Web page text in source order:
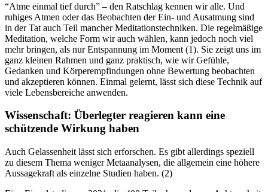
“Atme einmal tief durch” – den Ratschlag kennen wir alle. Und
ruhiges Atmen oder das Beobachten der Ein- und Ausatmung sind
in der Tat auch Teil mancher Meditationstechniken. Die regelmäßige
Meditation, welche Form wir auch wählen, kann jedoch noch viel
mehr bringen, als nur Entspannung im Moment (1). Sie zeigt uns im
ganz kleinen Rahmen und ganz praktisch, wie wir Gefühle,
Gedanken und Körperempfindungen ohne Bewertung beobachten
und akzeptieren können. Einmal gelernt, lässt sich diese Technik auf
viele Lebensbereiche anwenden.
Wissenschaft: Über­leg­ter reagie­ren kann eine
schützende Wirkung haben
Auch Gelassenheit lässt sich erforschen. Es gibt allerdings speziell
zu diesem Thema weniger Metaanalysen, die allgemein eine höhere
Aussagekraft als einzelne Studien haben. (2)